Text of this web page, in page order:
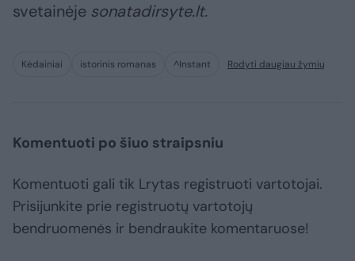
svetainėje sonatadirsyte.lt.
Kėdainiai istorinis romanas ^Instant Rodyti daugiau žymių
Komentuoti po šiuo straipsniu
Komentuoti gali tik Lrytas registruoti vartotojai.
Prisijunkite prie registruotų vartotojų
bendruomenės ir bendraukite komentaruose!